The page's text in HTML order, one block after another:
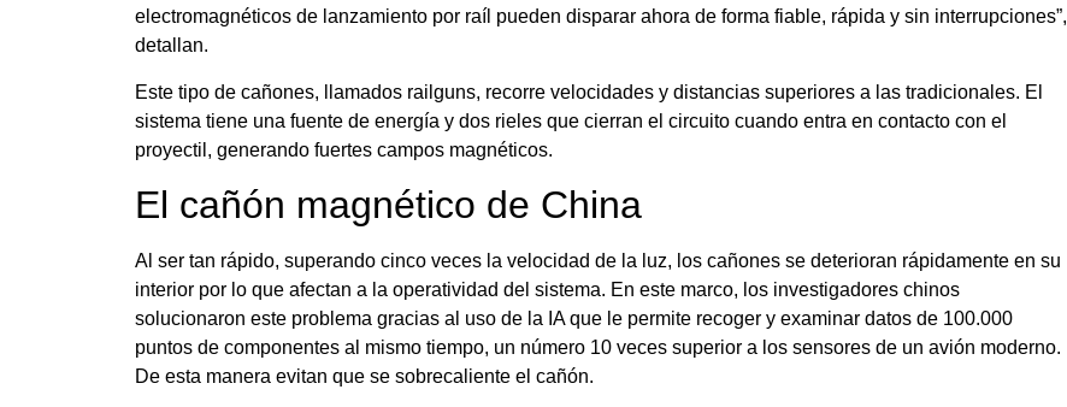
electromagnéticos de lanzamiento por raíl pueden disparar ahora de forma fiable, rápida y sin interrupciones”,
detallan.
Este tipo de cañones, llamados railguns, recorre velocidades y distancias superiores a las tradicionales. El
sistema tiene una fuente de energía y dos rieles que cierran el circuito cuando entra en contacto con el
proyectil, generando fuertes campos magnéticos.
El cañón magnético de China
Al ser tan rápido, superando cinco veces la velocidad de la luz, los cañones se deterioran rápidamente en su
interior por lo que afectan a la operatividad del sistema. En este marco, los investigadores chinos
solucionaron este problema gracias al uso de la IA que le permite recoger y examinar datos de 100.000
puntos de componentes al mismo tiempo, un número 10 veces superior a los sensores de un avión moderno.
De esta manera evitan que se sobrecaliente el cañón.